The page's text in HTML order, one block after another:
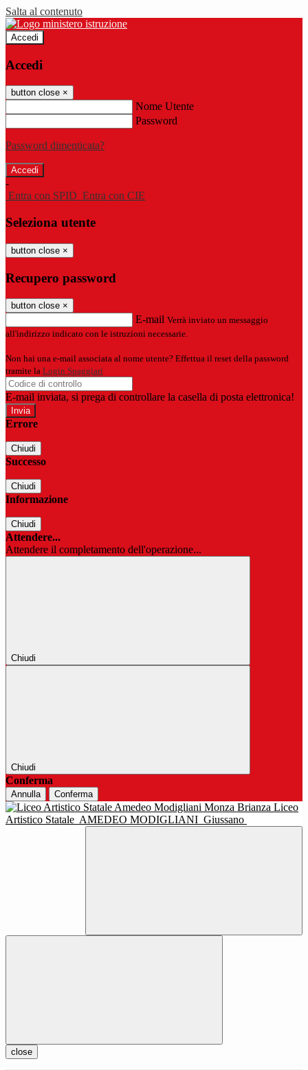
Salta al contenuto
Accedi
Accedi
button close ×
Nome Utente
Password
Password dimenticata?
-
Entra con SPID Entra con CIE
Seleziona utente
button close ×
Recupero password
button close ×
E-mail Verrà inviato un messaggio
all'indirizzo indicato con le istruzioni necessarie.
Non hai una e-mail associata al nome utente? Effettua il reset della password
tramite la Login Spaggiari
E-mail inviata, si prega di controllare la casella di posta elettronica!
Errore
Chiudi
Successo
Chiudi
Informazione
Chiudi
Attendere...
Attendere il completamento dell'operazione...
Chiudi
Chiudi
Conferma
Annulla Conferma
Liceo
Artistico Statale AMEDEO MODIGLIANI Giussano
close